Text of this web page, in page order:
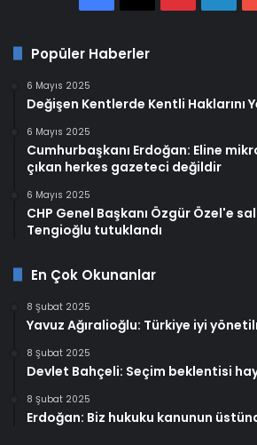
Popüler Haberler
6 Mayıs 2025
Değişen Kentlerde Kentli Haklarını
6 Mayıs 2025
Cumhurbaşkanı Erdoğan: Eline
çıkan herkes gazeteci değildir
6 Mayıs 2025
CHP Genel Başkanı Özgür Özel'e
Tengioğlu tutuklandı
En Çok Okunanlar
8 Şubat 2025
Yavuz Ağıralioğlu: Türkiye iyi
8 Şubat 2025
Devlet Bahçeli: Seçim beklentisi
8 Şubat 2025
Erdoğan: Biz hukuku kanunun